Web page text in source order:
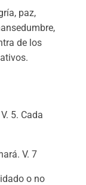
paz,
de los
5. Cada
V. 7
o no